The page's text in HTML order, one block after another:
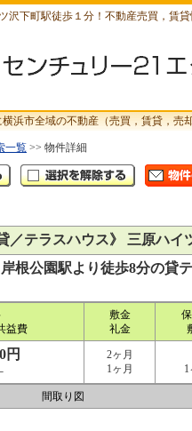
下町駅徒歩１分！不動産売買，賃
浜市全域の不動産（売買，賃貸，
一覧 >> 物件詳細
／テラスハウス》 三原ハイ
根公園駅より徒歩8分の貸
益費
敷金
礼金
円
2ヶ月
1ヶ月
間取り図